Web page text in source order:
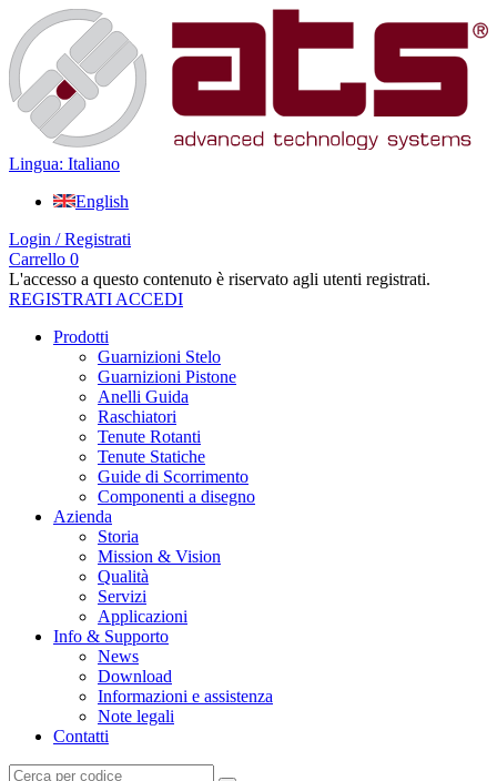
Lingua: Italiano
English
Login / Registrati
Carrello 0
L'accesso a questo contenuto è riservato agli utenti registrati.
REGISTRATI ACCEDI
Prodotti
Guarnizioni Stelo
Guarnizioni Pistone
Anelli Guida
Raschiatori
Tenute Rotanti
Tenute Statiche
Guide di Scorrimento
Componenti a disegno
Azienda
Storia
Mission & Vision
Qualità
Servizi
Applicazioni
Info & Supporto
News
Download
Informazioni e assistenza
Note legali
Contatti